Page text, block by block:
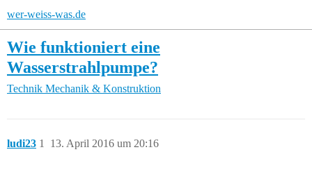
wer-weiss-was.de
Wie funktioniert eine
Wasserstrahlpumpe?
Technik Mechanik & Konstruktion
ludi23 13. April 2016 um 20:16
1